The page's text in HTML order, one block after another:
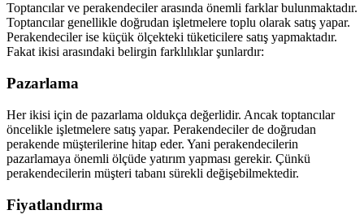
Toptancılar ve perakendeciler arasında önemli farklar bulunmaktadır.
Toptancılar genellikle doğrudan işletmelere toplu olarak satış yapar.
Perakendeciler ise küçük ölçekteki tüketicilere satış yapmaktadır.
Fakat ikisi arasındaki belirgin farklılıklar şunlardır:
Pazarlama
Her ikisi için de pazarlama oldukça değerlidir. Ancak toptancılar
öncelikle işletmelere satış yapar. Perakendeciler de doğrudan
perakende müşterilerine hitap eder. Yani perakendecilerin
pazarlamaya önemli ölçüde yatırım yapması gerekir. Çünkü
perakendecilerin müşteri tabanı sürekli değişebilmektedir.
Fiyatlandırma